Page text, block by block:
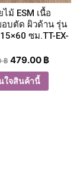
ไม้ ESM เนื้อ
บตัด ผิวด้าน รุ่น
ซม.TT-EX-
฿ 479.00 ฿
ใจสินค้านี้